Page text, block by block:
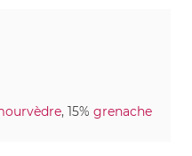
, 15% grenache